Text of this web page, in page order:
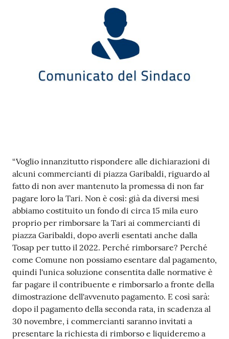
Seguici
su
Contenuto
“Voglio innanzitutto rispondere alle dichiarazioni di
alcuni commercianti di piazza Garibaldi, riguardo al
fatto di non aver mantenuto la promessa di non far
pagare loro la Tari. Non è così: già da diversi mesi
abbiamo costituito un fondo di circa 15 mila euro
proprio per rimborsare la Tari ai commercianti di
piazza Garibaldi, dopo averli esentati anche dalla
Tosap per tutto il 2022. Perché rimborsare? Perché
come Comune non possiamo esentare dal pagamento,
quindi l'unica soluzione consentita dalle normative è
far pagare il contribuente e rimborsarlo a fronte della
dimostrazione dell'avvenuto pagamento. E così sarà:
dopo il pagamento della seconda rata, in scadenza al
30 novembre, i commercianti saranno invitati a
presentare la richiesta di rimborso e liquideremo a